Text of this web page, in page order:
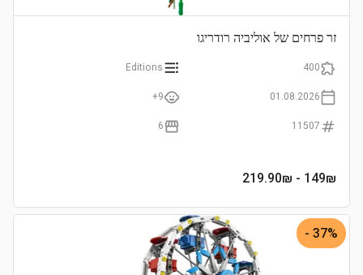
זר פרחים של אוליביה רודריגו
400
Editions
01.08.2026
9+
11507
6
149₪
- 219.90₪
37% -